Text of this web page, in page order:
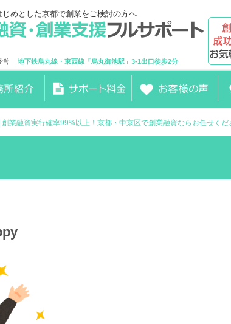
めとした京都で創業をご検討の方へ
営 地下鉄烏丸線・東西線「烏丸御池駅」3-1出口徒歩2分
業融資実行確率99%以上！京都・中京区で創業融資ならお任せくだ